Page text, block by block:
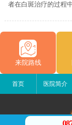
者在白斑治疗的过程
来院路线
首页 医院简介